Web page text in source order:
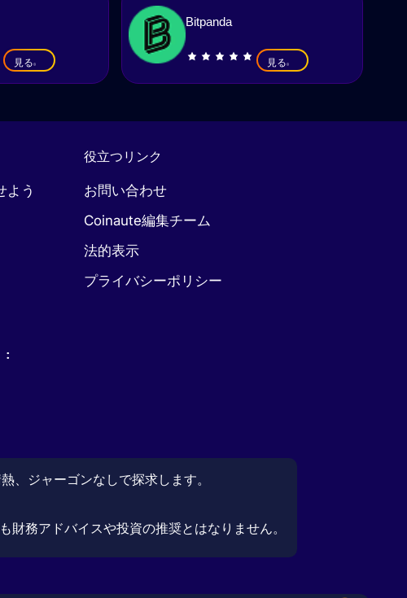
見る
Bitpanda
見る
よう
役立つリンク
お問い合わせ
Coinaute編集チーム
法的表示
プライバシーポリシー
:
、ジャーゴンなしで探求します。
務アドバイスや投資の推奨とはなりません。